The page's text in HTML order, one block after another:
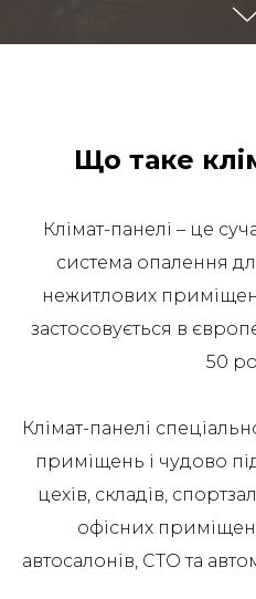
Що таке
Клімат-панелі – це
система опалення
нежитлових
застосовується в
50
Клімат-панелі
приміщень і чудово
цехів, складів,
офісних
автосалонів, СТО та